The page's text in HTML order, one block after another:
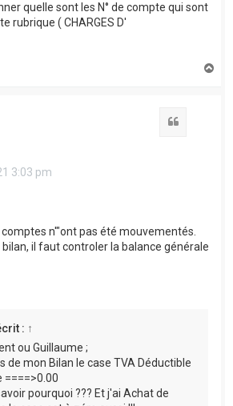
quelle sont les N° de compte qui sont
rubrique ( CHARGES D'
3:03 pm
n'"ont pas été mouvementés.
il faut controler la balance générale
: ↑
ou Guillaume ;
de mon Bilan le case TVA Déductible
====>0.00
pourquoi ??? Et j'ai Achat de